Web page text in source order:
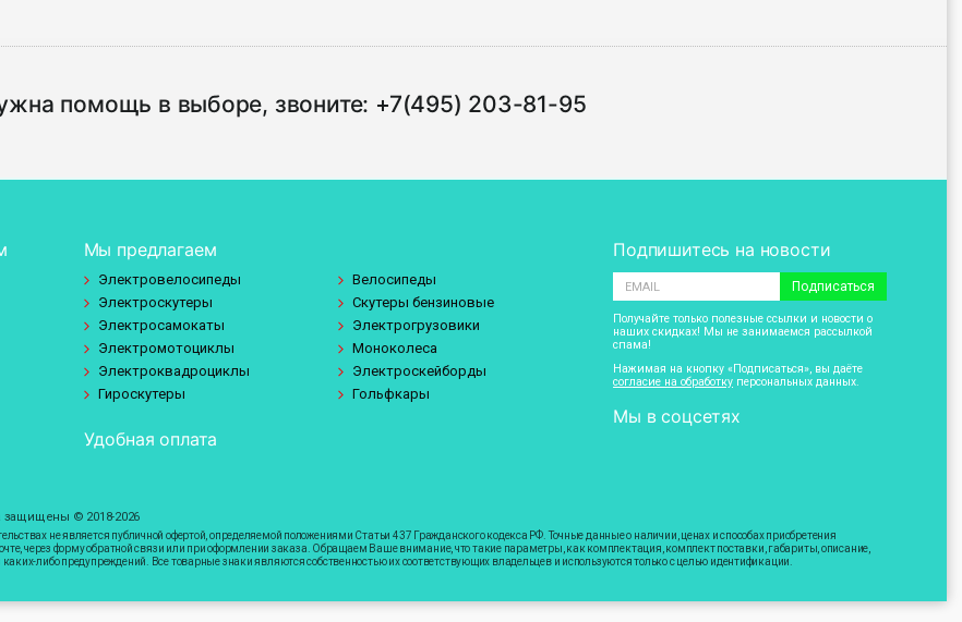
помощь в выборе, звоните: +7(495) 203-81-95
Мы предлагаем
Электровелосипеды
Велосипеды
Электроскутеры
Скутеры бензиновые
Электросамокаты
Электрогрузовики
Электромотоциклы
Моноколеса
Электроквадроциклы
Электроскейборды
Гироскутеры
Гольфкары
Удобная оплата
Подпишитесь на новости
Подписаться
Получайте только полезные ссылки и новости о
наших скидках! Мы не занимаемся рассылкой
спама!
Нажимая на кнопку «Подписаться», вы даёте
согласие на обработку персональных данных.
Мы в соцсетях
защищены © 2018-2026
не является публичной офертой, определяемой положениями Статьи 437 Гражданского кодекса РФ. Точные данные о наличии, ценах и способах приобретения
через форму обратной связи или при оформлении заказа. Обращаем Ваше внимание, что такие параметры, как комплектация, комплект поставки, габариты, описание,
либо предупреждений. Все товарные знаки являются собственностью их соответствующих владельцев и используются только с целью идентификации.